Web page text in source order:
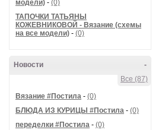
модели) - (0)
ТАПОЧКИ ТАТЬЯНЫ
КОЖЕВНИКОВОЙ - Вязание (схемы
на все модели) - (0)
-
Новости
Все (87)
Вязание #Постила - (0)
БЛЮДА ИЗ КУРИЦЫ #Постила - (0)
переделки #Постила - (0)